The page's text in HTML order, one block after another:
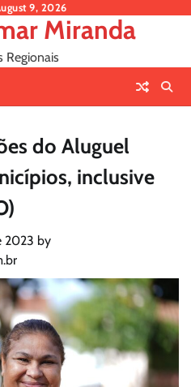
9, 2026
Miranda
Regionais
do Aluguel
inclusive
2023 by